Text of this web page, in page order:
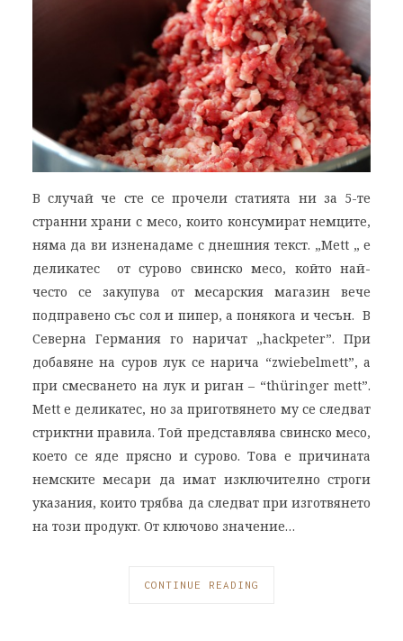
В случай че сте се прочели статията ни за 5-те
странни храни с месо, които консумират немците,
няма да ви изненадаме с днешния текст. „Mett „ е
деликатес от сурово свинско месо, който най-
често се закупува от месарския магазин вече
подправено със сол и пипер, а понякога и чесън. В
Северна Германия го наричат „hackpeter”. При
добавяне на суров лук се нарича “zwiebelmett”, a
при смесването на лук и риган – “thüringer mett”.
Mett е деликатес, но за приготвянето му се следват
стриктни правила. Той представлява свинско месо,
което се яде прясно и сурово. Това е причината
немските месари да имат изключително строги
указания, които трябва да следват при изготвянето
на този продукт. От ключово значение…
CONTINUE READING